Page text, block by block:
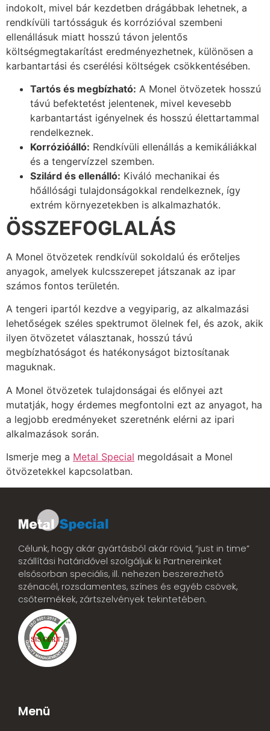
indokolt, mivel bár kezdetben drágábbak lehetnek, a
rendkívüli tartósságuk és korrózióval szembeni
ellenállásuk miatt hosszú távon jelentős
költségmegtakarítást eredményezhetnek, különösen a
karbantartási és cserélési költségek csökkentésében.
Tartós és megbízható: A Monel ötvözetek hosszú
távú befektetést jelentenek, mivel kevesebb
karbantartást igényelnek és hosszú élettartammal
rendelkeznek.
Korrózióálló: Rendkívüli ellenállás a kemikáliákkal
és a tengervízzel szemben.
Szilárd és ellenálló: Kiváló mechanikai és
hőállósági tulajdonságokkal rendelkeznek, így
extrém környezetekben is alkalmazhatók.
ÖSSZEFOGLALÁS
A Monel ötvözetek rendkívül sokoldalú és erőteljes
anyagok, amelyek kulcsszerepet játszanak az ipar
számos fontos területén.
A tengeri ipartól kezdve a vegyiparig, az alkalmazási
lehetőségek széles spektrumot ölelnek fel, és azok, akik
ilyen ötvözetet választanak, hosszú távú
megbízhatóságot és hatékonyságot biztosítanak
maguknak.
A Monel ötvözetek tulajdonságai és előnyei azt
mutatják, hogy érdemes megfontolni ezt az anyagot, ha
a legjobb eredményeket szeretnénk elérni az ipari
alkalmazások során.
Ismerje meg a Metal Special megoldásait a Monel
ötvözetekkel kapcsolatban.
Célunk, hogy akár gyártásból akár rövid, “just in time”
szállítási határidővel szolgáljuk ki Partnereinket
elsősorban speciális, ill. nehezen beszerezhető
szénacél, rozsdamentes, színes és egyéb csövek,
csőtermékek, zártszelvények tekintetében.
Menü